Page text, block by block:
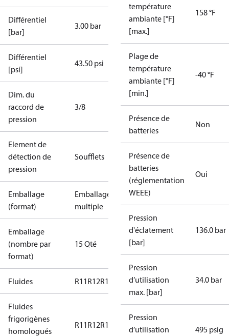
Différentiel
[bar]
3.00 bar
Différentiel
[psi]
43.50 psi
Dim. du
raccord de
pression
3/8
Element de
détection de
pression
Soufflets
Emballage
(format)
Emballage
multiple
Emballage
(nombre par
format)
15 Qté
Fluides R11R12R123 R124R134aR22R404A R407A
Fluides
frigorigènes
homologués
R11R12R123 R124R134a R22 R407A
température
ambiante [°F]
[max.]
158 °F
Plage de
température
ambiante [°F]
[min.]
-40 °F
Présence de
batteries
Non
Présence de
batteries
(réglementation
WEEE)
Oui
Pression
d'éclatement
[bar]
136.0 bar
Pression
d’utilisation
max. [bar]
34.0 bar
Pression
d’utilisation
495 psig